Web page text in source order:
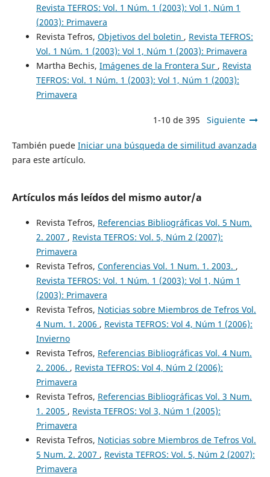
Revista TEFROS: Vol. 1 Núm. 1 (2003): Vol 1, Núm 1
(2003): Primavera
Revista Tefros, Objetivos del boletin , Revista TEFROS:
Vol. 1 Núm. 1 (2003): Vol 1, Núm 1 (2003): Primavera
Martha Bechis, Imágenes de la Frontera Sur , Revista
TEFROS: Vol. 1 Núm. 1 (2003): Vol 1, Núm 1 (2003):
Primavera
1-10 de 395 Siguiente
También puede Iniciar una búsqueda de similitud avanzada
para este artículo.
Artículos más leídos del mismo autor/a
Revista Tefros, Referencias Bibliográficas Vol. 5 Num.
2. 2007 , Revista TEFROS: Vol. 5, Núm 2 (2007):
Primavera
Revista Tefros, Conferencias Vol. 1 Num. 1. 2003. ,
Revista TEFROS: Vol. 1 Núm. 1 (2003): Vol 1, Núm 1
(2003): Primavera
Revista Tefros, Noticias sobre Miembros de Tefros Vol.
4 Num. 1. 2006 , Revista TEFROS: Vol 4, Núm 1 (2006):
Invierno
Revista Tefros, Referencias Bibliográficas Vol. 4 Num.
2. 2006. , Revista TEFROS: Vol 4, Núm 2 (2006):
Primavera
Revista Tefros, Referencias Bibliográficas Vol. 3 Num.
1. 2005 , Revista TEFROS: Vol 3, Núm 1 (2005):
Primavera
Revista Tefros, Noticias sobre Miembros de Tefros Vol.
5 Num. 2. 2007 , Revista TEFROS: Vol. 5, Núm 2 (2007):
Primavera